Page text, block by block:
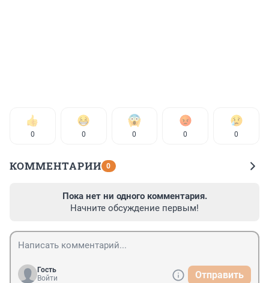
0 0 0 0 0
КОММЕНТАРИИ 0
Пока нет ни одного комментария.
Начните обсуждение первым!
Гость
Войти
Отправить